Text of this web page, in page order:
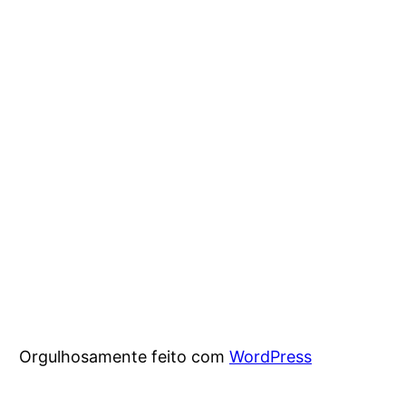
Orgulhosamente feito com WordPress